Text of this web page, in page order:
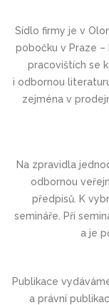
Sídlo firmy je v
pobočku v Praze –
pracovištích se
i odbornou
zejména v
Na zpravidla
odbornou
předpisů. K
semináře. Při
a je
Publikace
a právní